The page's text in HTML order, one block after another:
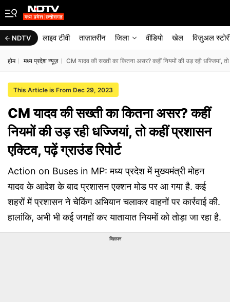
NDTV लाइव टीवी ताज़ातरीन जिला वीडियो खेल विज़ुअल
होम मध्य प्रदेश न्यूज़ CM यादव की सख्ती का कितना असर? कहीं नियमों की उड़ रही धज्जियां, तो
This Article is From Dec 29, 2023
CM यादव की सख्ती का कितना असर? कहीं
नियमों की उड़ रही धज्जियां, तो कहीं प्रशासन
एक्टिव, पढ़ें ग्राउंड रिपोर्ट
Action on Buses in MP: मध्य प्रदेश में मुख्यमंत्री मोहन
यादव के आदेश के बाद प्रशासन एक्शन मोड पर आ गया है. कई
शहरों में प्रशासन ने चेकिंग अभियान चलाकर वाहनों पर कार्रवाई की.
हालांकि, अभी भी कई जगहों कर यातायात नियमों को तोड़ा जा रहा है.
विज्ञापन